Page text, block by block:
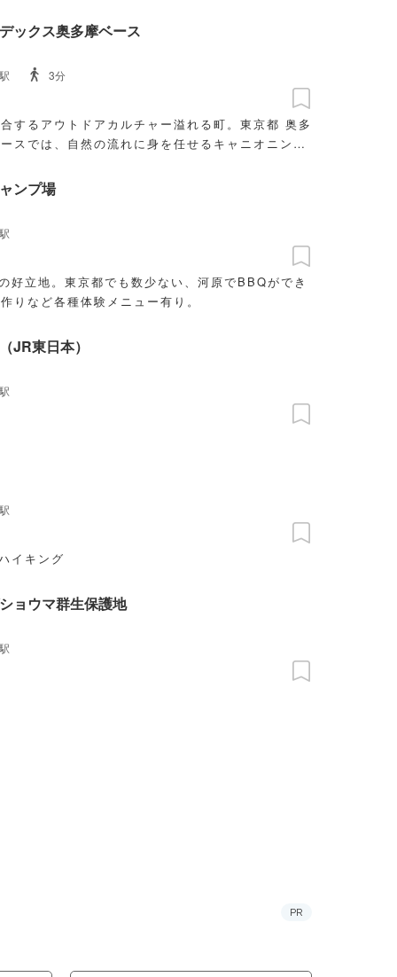
ックス奥多摩ベース
するアウトドアカルチャー溢れる町。東京都 奥多
スでは、自然の流れに身を任せるキャニオニン
3分
ンプ場
好立地。東京都でも数少ない、河原でBBQができ
りなど各種体験メニュー有り。
JR東日本）
イキング
ョウマ群生保護地
PR